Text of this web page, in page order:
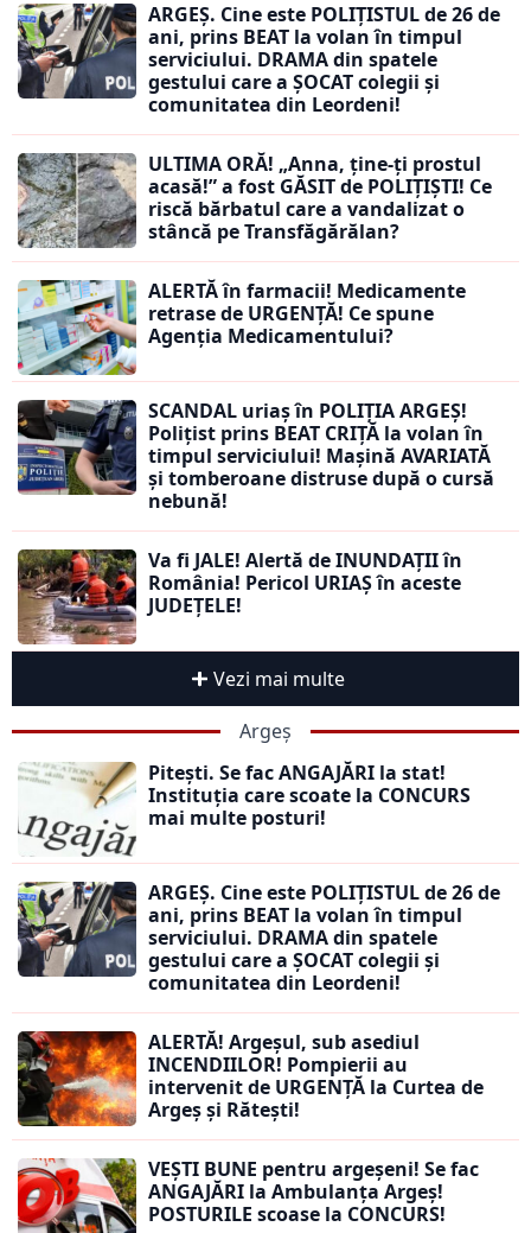
ARGEȘ. Cine este POLIȚISTUL de 26 de
ani, prins BEAT la volan în timpul
serviciului. DRAMA din spatele
gestului care a ȘOCAT colegii și
comunitatea din Leordeni!
ULTIMA ORĂ! „Anna, ţine-ţi prostul
acasă!” a fost GĂSIT de POLIȚIȘTI! Ce
riscă bărbatul care a vandalizat o
stâncă pe Transfăgărălan?
ALERTĂ în farmacii! Medicamente
retrase de URGENȚĂ! Ce spune
Agenția Medicamentului?
SCANDAL uriaș în POLIȚIA ARGEȘ!
Polițist prins BEAT CRIȚĂ la volan în
timpul serviciului! Mașină AVARIATĂ
și tomberoane distruse după o cursă
nebună!
Va fi JALE! Alertă de INUNDAȚII în
România! Pericol URIAȘ în aceste
JUDEȚELE!
Vezi mai multe
Argeș
Pitești. Se fac ANGAJĂRI la stat!
Instituția care scoate la CONCURS
mai multe posturi!
ARGEȘ. Cine este POLIȚISTUL de 26 de
ani, prins BEAT la volan în timpul
serviciului. DRAMA din spatele
gestului care a ȘOCAT colegii și
comunitatea din Leordeni!
ALERTĂ! Argeșul, sub asediul
INCENDIILOR! Pompierii au
intervenit de URGENȚĂ la Curtea de
Argeș și Rătești!
VEȘTI BUNE pentru argeșeni! Se fac
ANGAJĂRI la Ambulanța Argeș!
POSTURILE scoase la CONCURS!